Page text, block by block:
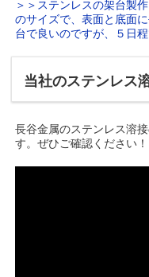
＞＞ステンレスの架台製
のサイズで、表面と底面
台で良いのですが、５日
当社のステンレス
長谷金属のステンレス溶
す。ぜひご確認ください！